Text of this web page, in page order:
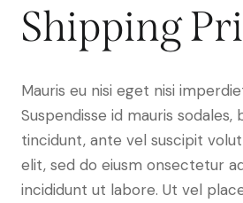
Shipping
Mauris eu nisi eget nisi
Suspendisse id mauris
tincidunt, ante vel suscipit
elit, sed do eiusm onsectetur
incididunt ut labore. Ut vel